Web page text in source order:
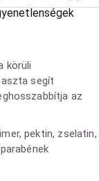
körüli
segít
az
pektin, zselatin,